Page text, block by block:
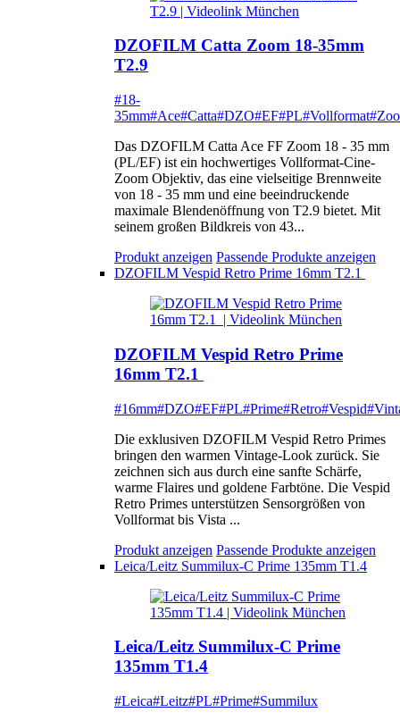
DZOFILM Catta Zoom 18-35mm
T2.9
#18-
35mm#Ace#Catta#DZO#EF#PL#Vollformat
Das DZOFILM Catta Ace FF Zoom 18 - 35 mm
(PL/EF) ist ein hochwertiges Vollformat-Cine-
Zoom Objektiv, das eine vielseitige Brennweite
von 18 - 35 mm und eine beeindruckende
maximale Blendenöffnung von T2.9 bietet. Mit
seinem großen Bildkreis von 43...
Produkt anzeigen Passende Produkte anzeigen
DZOFILM Vespid Retro Prime 16mm T2.1
DZOFILM Vespid Retro Prime
16mm T2.1
#16mm#DZO#EF#PL#Prime#Retro#Vespid
Die exklusiven DZOFILM Vespid Retro Primes
bringen den warmen Vintage-Look zurück. Sie
zeichnen sich aus durch eine sanfte Schärfe,
warme Flaires und goldene Farbtöne. Die Vespid
Retro Primes unterstützen Sensorgrößen von
Vollformat bis Vista ...
Produkt anzeigen Passende Produkte anzeigen
Leica/Leitz Summilux-C Prime 135mm T1.4
Leica/Leitz Summilux-C Prime
135mm T1.4
#Leica#Leitz#PL#Prime#Summilux